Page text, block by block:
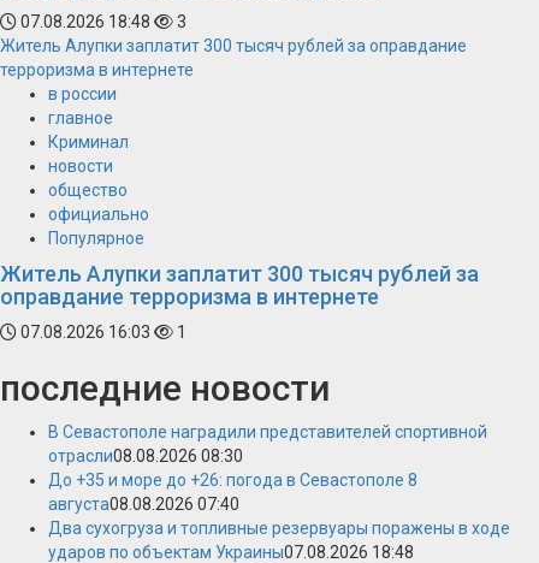
07.08.2026 18:48
3
Житель Алупки заплатит 300 тысяч рублей за оправдание
терроризма в интернете
в россии
главное
Криминал
новости
общество
официально
Популярное
Житель Алупки заплатит 300 тысяч рублей за
оправдание терроризма в интернете
07.08.2026 16:03 1
последние новости
В Севастополе наградили представителей спортивной
отрасли08.08.2026 08:30
До +35 и море до +26: погода в Севастополе 8
августа08.08.2026 07:40
Два сухогруза и топливные резервуары поражены в ходе
ударов по объектам Украины07.08.2026 18:48